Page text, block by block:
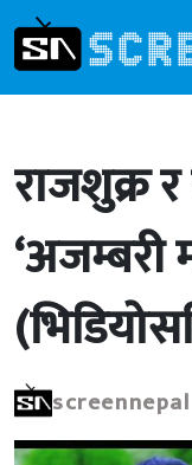
राजशुक्र
‘अजम्बरी
screennepal